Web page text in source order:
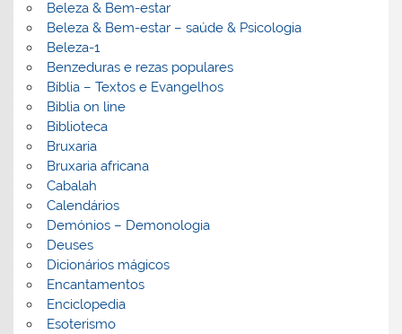
Beleza & Bem-estar
Beleza & Bem-estar – saúde & Psicologia
Beleza-1
Benzeduras e rezas populares
Bíblia – Textos e Evangelhos
Biblia on line
Biblioteca
Bruxaria
Bruxaria africana
Cabalah
Calendários
Demónios – Demonologia
Deuses
Dicionários mágicos
Encantamentos
Enciclopedia
Esoterismo